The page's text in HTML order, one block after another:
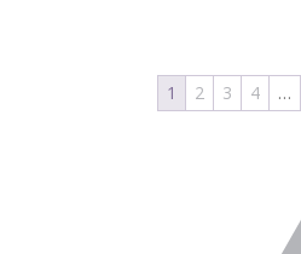
1 2 3 4 …